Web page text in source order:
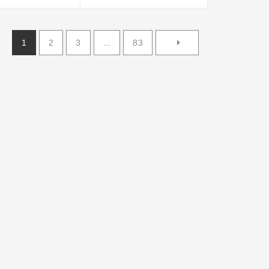
1 2 3 83